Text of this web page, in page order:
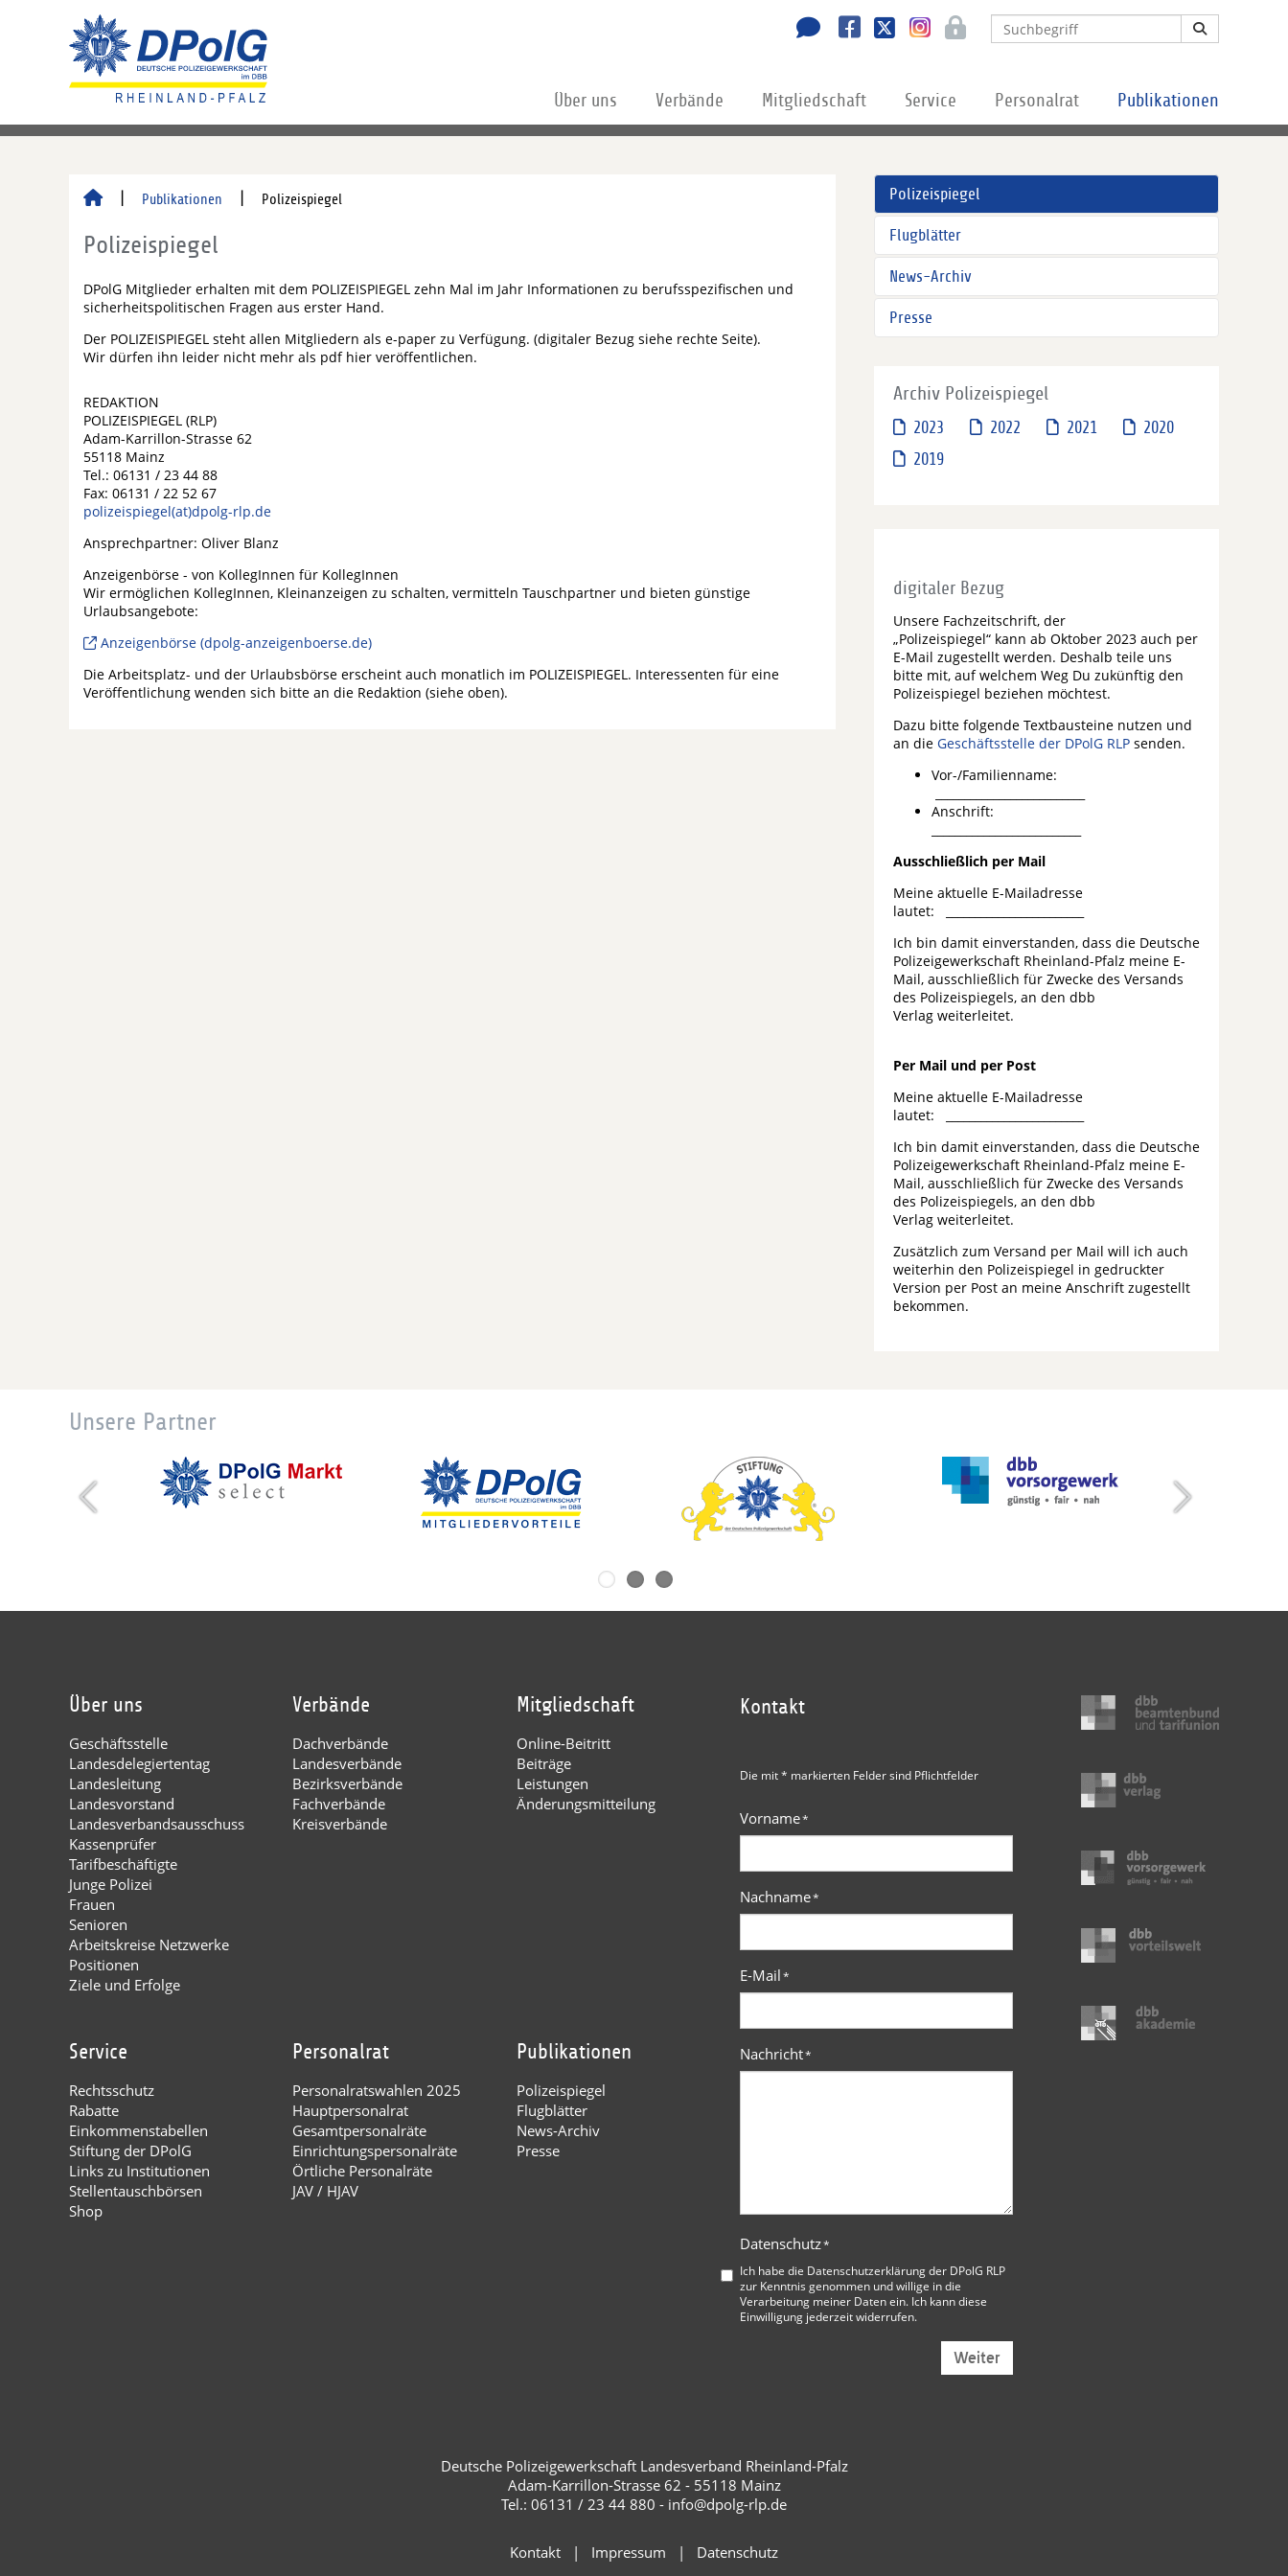
Über uns Verbände Mitgliedschaft Service Personalrat Publikationen
Publikationen Polizeispiegel
Polizeispiegel
DPolG Mitglieder erhalten mit dem POLIZEISPIEGEL zehn Mal im Jahr Informationen zu berufsspezifischen und
sicherheitspolitischen Fragen aus erster Hand.
Der POLIZEISPIEGEL steht allen Mitgliedern als e-paper zu Verfügung. (digitaler Bezug siehe rechte Seite).
Wir dürfen ihn leider nicht mehr als pdf hier veröffentlichen.
REDAKTION
POLIZEISPIEGEL (RLP)
Adam-Karrillon-Strasse 62
55118 Mainz
Tel.: 06131 / 23 44 88
Fax: 06131 / 22 52 67
polizeispiegel(at)dpolg-rlp.de
Ansprechpartner: Oliver Blanz
Anzeigenbörse - von KollegInnen für KollegInnen
Wir ermöglichen KollegInnen, Kleinanzeigen zu schalten, vermitteln Tauschpartner und bieten günstige
Urlaubsangebote:
Anzeigenbörse (dpolg-anzeigenboerse.de)
Die Arbeitsplatz- und der Urlaubsbörse erscheint auch monatlich im POLIZEISPIEGEL. Interessenten für eine
Veröffentlichung wenden sich bitte an die Redaktion (siehe oben).
Polizeispiegel
Flugblätter
News-Archiv
Presse
Archiv Polizeispiegel
2023 2022 2021
2020
2019
digitaler Bezug
Unsere Fachzeitschrift, der
„Polizeispiegel“ kann ab Oktober 2023 auch per
E-Mail zugestellt werden. Deshalb teile uns
bitte mit, auf welchem Weg Du zukünftig den
Polizeispiegel beziehen möchtest.
Dazu bitte folgende Textbausteine nutzen und
an die Geschäftsstelle der DPolG RLP senden.
Vor-/Familienname:
Anschrift:
Ausschließlich per Mail
Meine aktuelle E-Mailadresse
lautet: ________________________
Ich bin damit einverstanden, dass die Deutsche
Polizeigewerkschaft Rheinland-Pfalz meine E-
Mail, ausschließlich für Zwecke des Versands
des Polizeispiegels, an den dbb
Verlag weiterleitet.
Per Mail und per Post
Meine aktuelle E-Mailadresse
lautet: ________________________
Ich bin damit einverstanden, dass die Deutsche
Polizeigewerkschaft Rheinland-Pfalz meine E-
Mail, ausschließlich für Zwecke des Versands
des Polizeispiegels, an den dbb
Verlag weiterleitet.
Zusätzlich zum Versand per Mail will ich auch
weiterhin den Polizeispiegel in gedruckter
Version per Post an meine Anschrift zugestellt
bekommen.
Unsere Partner
Über uns
Geschäftsstelle
Landesdelegiertentag
Landesleitung
Landesvorstand
Landesverbandsausschuss
Kassenprüfer
Tarifbeschäftigte
Junge Polizei
Frauen
Senioren
Arbeitskreise Netzwerke
Positionen
Ziele und Erfolge
Verbände
Dachverbände
Landesverbände
Bezirksverbände
Fachverbände
Kreisverbände
Mitgliedschaft
Online-Beitritt
Beiträge
Leistungen
Änderungsmitteilung
Service
Rechtsschutz
Rabatte
Einkommenstabellen
Stiftung der DPolG
Links zu Institutionen
Stellentauschbörsen
Shop
Personalrat
Personalratswahlen 2025
Hauptpersonalrat
Gesamtpersonalräte
Einrichtungspersonalräte
Örtliche Personalräte
JAV / HJAV
Publikationen
Polizeispiegel
Flugblätter
News-Archiv
Presse
Kontakt
Die mit * markierten Felder sind Pflichtfelder
Vorname*
Nachname*
E-Mail*
Nachricht*
Datenschutz*
Ich habe die Datenschutzerklärung der DPolG RLP
zur Kenntnis genommen und willige in die
Verarbeitung meiner Daten ein. Ich kann diese
Einwilligung jederzeit widerrufen.
Weiter
Deutsche Polizeigewerkschaft Landesverband Rheinland-Pfalz
Adam-Karrillon-Strasse 62 - 55118 Mainz
Tel.: 06131 / 23 44 880 - info@dpolg-rlp.de
Kontakt Impressum Datenschutz